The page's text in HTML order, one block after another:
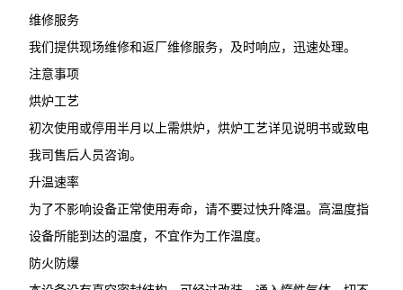
维修服务
我们提供现场维修和返厂维修服务，及时响应，迅速处理。
注意事项
烘炉工艺
初次使用或停用半月以上需烘炉，烘炉工艺详见说明书或致电
我司售后人员咨询。
升温速率
为了不影响设备正常使用寿命，请不要过快升降温。高温度指
设备所能到达的温度，不宜作为工作温度。
防火防爆